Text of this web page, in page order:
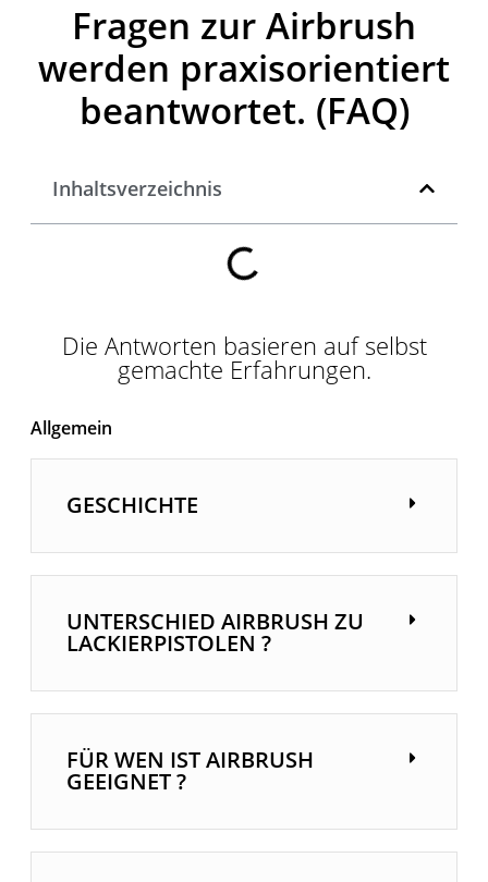
Fragen zur Airbrush
werden praxisorientiert
beantwortet. (FAQ)
Inhaltsverzeichnis
Die Antworten basieren auf selbst
gemachte Erfahrungen.
Allgemein
GESCHICHTE
UNTERSCHIED AIRBRUSH ZU
LACKIERPISTOLEN ?
FÜR WEN IST AIRBRUSH
GEEIGNET ?